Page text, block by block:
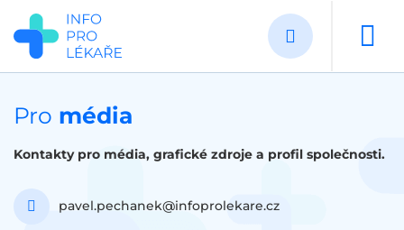
Přejít
hlavnímu
obsahu
Pro média
Kontakty pro média, grafické zdroje a profil společnosti.
pavel.pechanek@infoprolekare.cz